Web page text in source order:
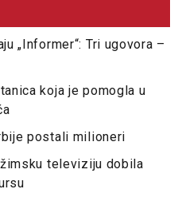
„Informer“: Tri ugovora –
koja je pomogla u
postali milioneri
televiziju dobila